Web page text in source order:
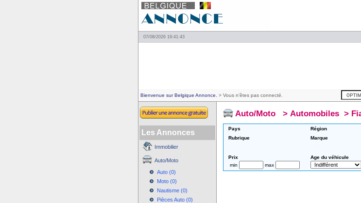
07/08/2026 19:41:43
Bienvenue sur Belgique Annonce. > Vous n'êtes pas connecté.
Les Annonces
Immobilier
Auto/Moto
Auto (0)
Moto (0)
Nautisme (0)
Pièces Auto (0)
Auto/Moto > Automobiles>
Pays Région
Rubrique
Marque
Prix
Age du véhicule
min
max